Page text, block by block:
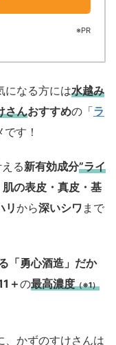
※PR
になる方には水越み
さんおすすめの「ラ
です！
る新有効成分”ライ
肌の表皮・真皮・基
リから深いシワ まで
「勇心酒造」 だか
＋の最高濃度（※1）
、かずのすけさんは